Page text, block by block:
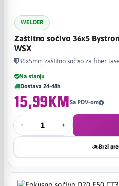
WELDER
Zaštitno sočivo 36x5
WSX
36x5mm zaštitno sočivo za fiber
Na stanju
Dostava 24-48h
15,99KMSa PDV-om
- +
Brzi